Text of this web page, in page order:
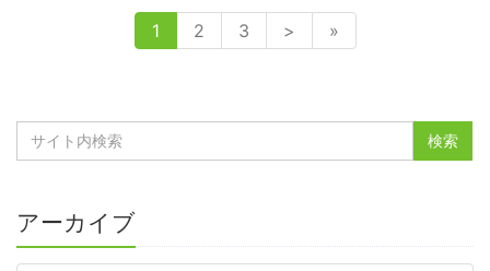
1 2 3 > »
アーカイブ